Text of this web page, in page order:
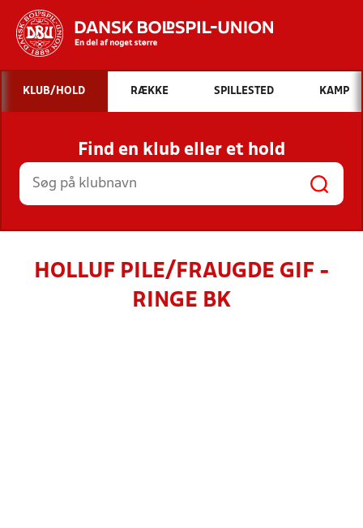
Hvad vil du søge efter?
INDHOLD OG NYHEDER
STILLINGER, RESULTATER, KLUBBER OG
HOLD
KLUB/HOLD RÆKKE SPILLESTED KAMP
Find en klub eller et hold
HOLLUF PILE/FRAUGDE GIF -
RINGE BK